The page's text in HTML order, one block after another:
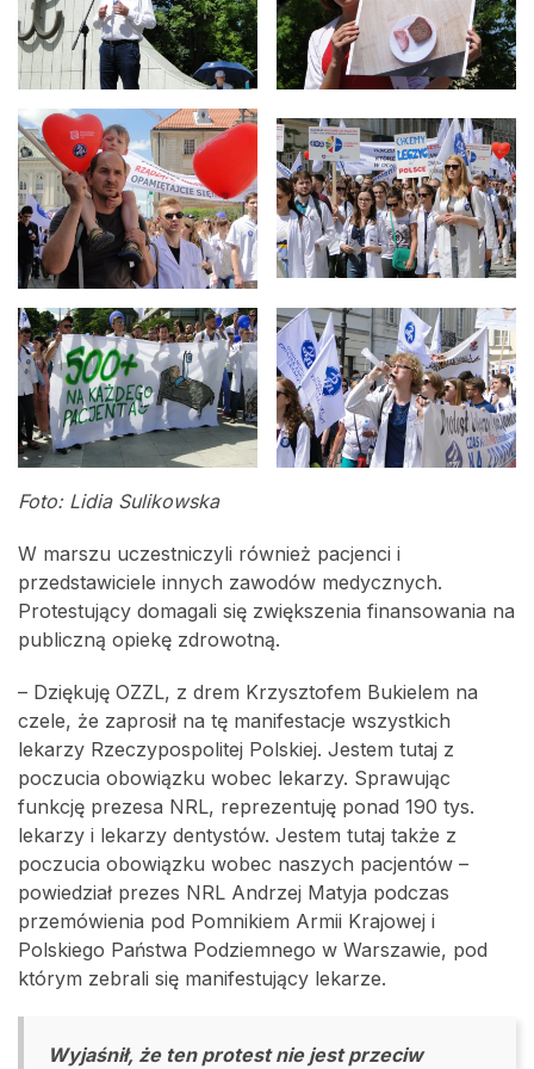
Foto: Lidia Sulikowska
W marszu uczestniczyli również pacjenci i
przedstawiciele innych zawodów medycznych.
Protestujący domagali się zwiększenia finansowania na
publiczną opiekę zdrowotną.
– Dziękuję OZZL, z drem Krzysztofem Bukielem na
czele, że zaprosił na tę manifestacje wszystkich
lekarzy Rzeczypospolitej Polskiej. Jestem tutaj z
poczucia obowiązku wobec lekarzy. Sprawując
funkcję prezesa NRL, reprezentuję ponad 190 tys.
lekarzy i lekarzy dentystów. Jestem tutaj także z
poczucia obowiązku wobec naszych pacjentów –
powiedział prezes NRL Andrzej Matyja podczas
przemówienia pod Pomnikiem Armii Krajowej i
Polskiego Państwa Podziemnego w Warszawie, pod
którym zebrali się manifestujący lekarze.
Wyjaśnił, że ten protest nie jest przeciw